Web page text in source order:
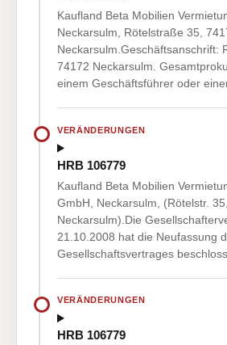
Kaufland Beta Mobilien
Neckarsulm, Rötelstraße 35,
Neckarsulm.Geschäftsanschrift:
74172 Neckarsulm.
einem Geschäftsführer oder
VERÄNDERUNGEN
HRB 106779
Kaufland Beta Mobilien
GmbH, Neckarsulm, (Rötelstr.
Neckarsulm).Die
21.10.2008 hat die Neufassung
Gesellschaftsvertrages
VERÄNDERUNGEN
HRB 106779